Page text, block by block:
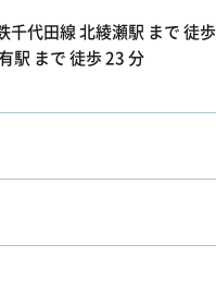
千代田線 北綾瀬駅 まで 徒
駅 まで 徒歩 23 分